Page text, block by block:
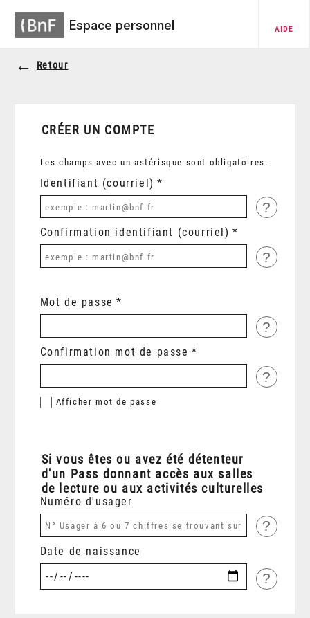
Espace personnel AIDE
Retour
CRÉER UN COMPTE
Les champs avec un astérisque sont obligatoires.
Identifiant (courriel)
?
Confirmation identifiant (courriel)
?
Mot de passe
?
Confirmation mot de passe
?
Afficher mot de passe
Si vous êtes ou avez été détenteur
d'un Pass donnant accès aux salles
de lecture ou aux activités culturelles
Numéro d'usager
?
Date de naissance
?